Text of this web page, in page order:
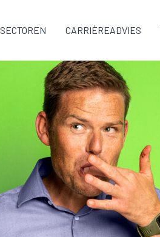
SECTOREN CARRIÈREADVIES